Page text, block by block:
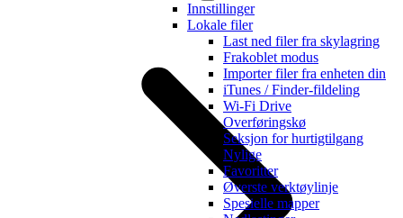
Innstillinger
Lokale filer
Last ned filer fra skylagring
Frakoblet modus
Importer filer fra enheten din
iTunes / Finder-fildeling
Wi-Fi Drive
Overføringskø
Seksjon for hurtigtilgang
Nylige
Favoritter
Øverste verktøylinje
Spesielle mapper